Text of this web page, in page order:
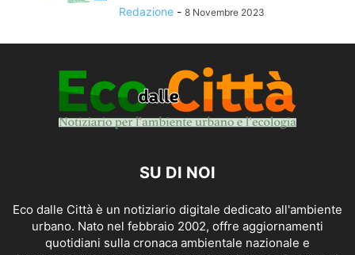
Redazione - 8 Novembre 2023
SU DI NOI
Eco dalle Città è un notiziario digitale dedicato all'ambiente
urbano. Nato nel febbraio 2002, offre aggiornamenti
quotidiani sulla cronaca ambientale nazionale e